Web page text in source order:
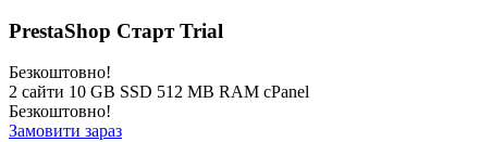
PrestaShop Старт Trial
Безкоштовно!
2 сайти 10 GB SSD 512 MB RAM cPanel
Безкоштовно!
Замовити зараз